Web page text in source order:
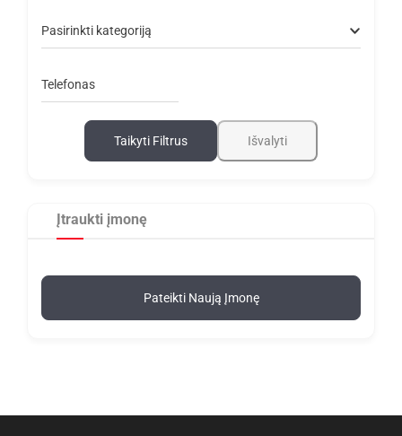
Pasirinkti kategoriją
Telefonas
Taikyti Filtrus Išvalyti
Įtraukti įmonę
Pateikti Naują Įmonę